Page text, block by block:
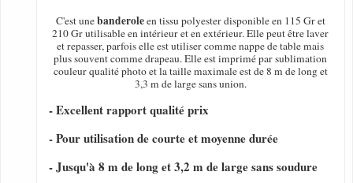
C'est unebanderoleen tissu polyester disponible en 115 Gr et
210 Gr utilisable en intérieur et en extérieur. Elle peut être laver
et repasser, parfois elle est utiliser comme nappe de table mais
plus souvent comme drapeau. Elle est imprimé par sublimation
couleur qualité photo et la taille maximale est de 8 m de long et
3,3 m de large sans union.
- Excellent rapport qualité prix
- Pour utilisation de courte et moyenne durée
- Jusqu'à 8 m de long et 3,2 m de large sans soudure